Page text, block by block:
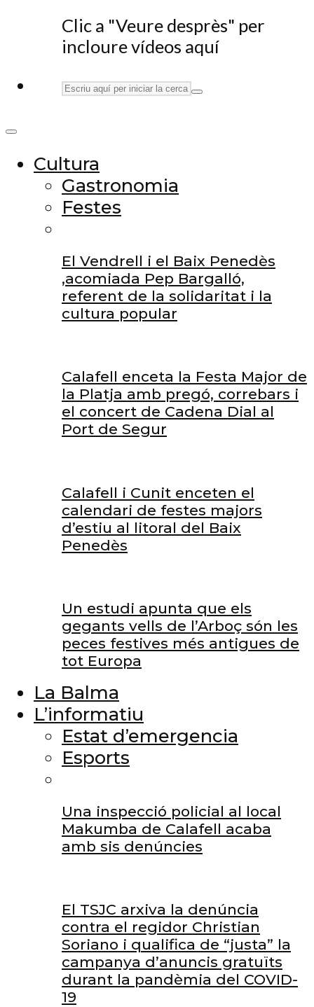
Clic a "Veure desprès" per
incloure vídeos aquí
Cultura
Gastronomia
Festes
El Vendrell i el Baix Penedès
,acomiada Pep Bargalló,
referent de la solidaritat i la
cultura popular
Calafell enceta la Festa Major de
la Platja amb pregó, correbars i
el concert de Cadena Dial al
Port de Segur
Calafell i Cunit enceten el
calendari de festes majors
d’estiu al litoral del Baix
Penedès
Un estudi apunta que els
gegants vells de l’Arboç són les
peces festives més antigues de
tot Europa
La Balma
L’informatiu
Estat d’emergencia
Esports
Una inspecció policial al local
Makumba de Calafell acaba
amb sis denúncies
El TSJC arxiva la denúncia
contra el regidor Christian
Soriano i qualifica de “justa” la
campanya d’anuncis gratuïts
durant la pandèmia del COVID-
19